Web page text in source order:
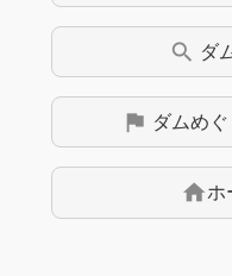
search ダ
flag ダムめぐ
homeホ